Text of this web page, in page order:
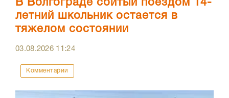
В Волгограде сбитый поездом 14-
летний школьник остается в
тяжелом состоянии
03.08.2026 11:24
Комментарии